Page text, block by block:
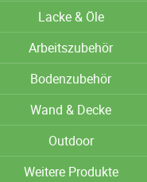
Lacke & Öle
Arbeitszubehör
Bodenzubehör
Wand & Decke
Outdoor
Weitere Produkte